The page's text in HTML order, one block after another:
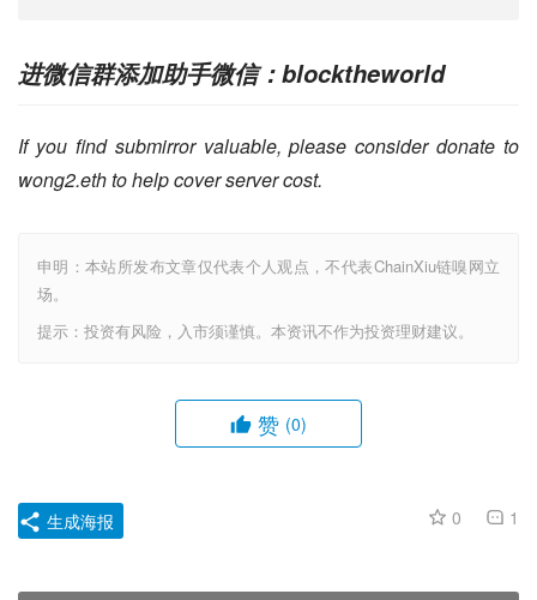
进微信群添加助手微信：blocktheworld
If you find submirror valuable, please consider donate to
wong2.eth to help cover server cost.
申明：本站所发布文章仅代表个人观点，不代表ChainXiu链嗅网立
场。
提示：投资有风险，入市须谨慎。本资讯不作为投资理财建议。
赞 (0)
0 1
生成海报